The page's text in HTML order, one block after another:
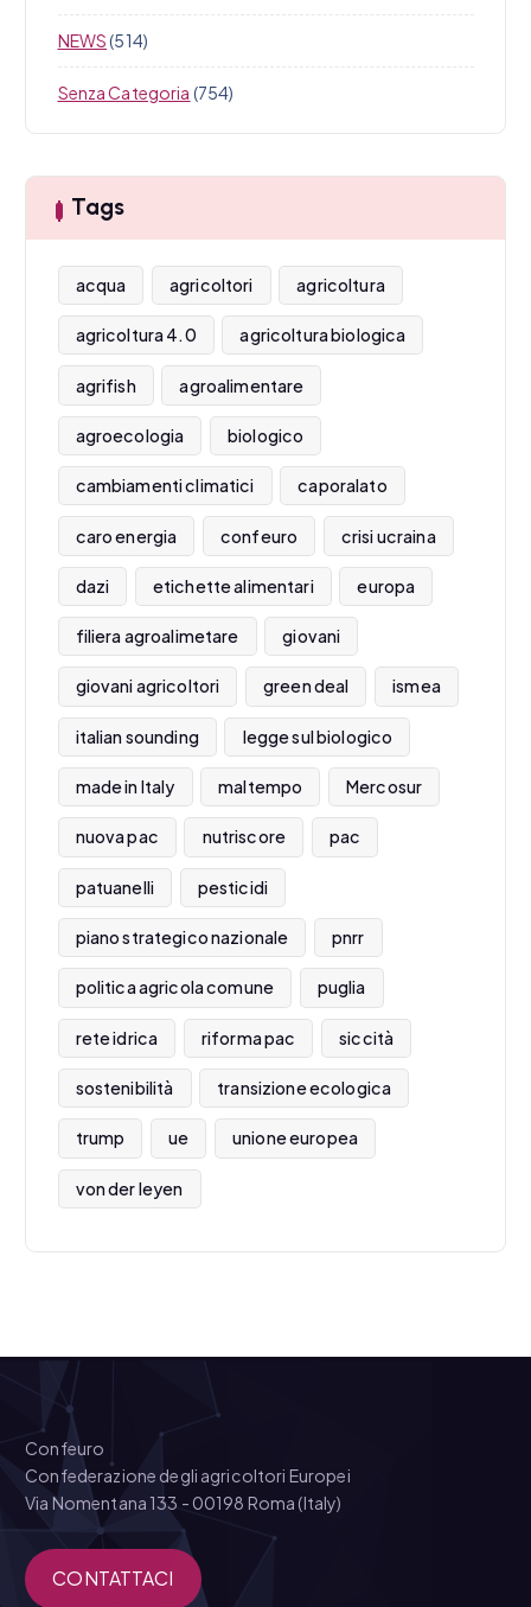
NEWS(514)
Senza Categoria (754)
Tags
acqua agricoltori agricoltura
agricoltura 4.0 agricoltura biologica
agrifish agroalimentare
agroecologia biologico
cambiamenti climatici caporalato
caro energia confeuro crisi ucraina
dazi etichette alimentari europa
filiera agroalimetare giovani
giovani agricoltori green deal ismea
italian sounding legge sul biologico
made in Italy maltempo Mercosur
nuova pac nutriscore pac
patuanelli pesticidi
piano strategico nazionale pnrr
politica agricola comune puglia
rete idrica riforma pac siccità
sostenibilità transizione ecologica
trump ue unione europea
von der leyen
Confeuro
Confederazione degli agricoltori Europei
Via Nomentana 133 - 00198 Roma (Italy)
CONTATTACI